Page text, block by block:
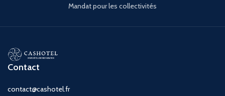
Mandat pour les collectivités
Contact
contact@cashotel.fr